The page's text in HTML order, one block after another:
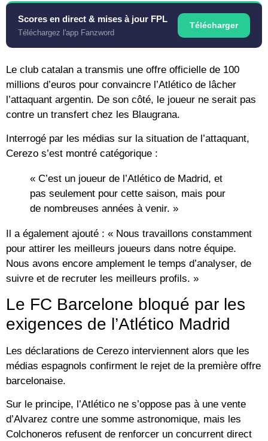
Scores en direct & mises à jour FPL
Téléchargez l'app Fanzword
Télécharger
Le club catalan a transmis une offre officielle de 100
millions d’euros pour convaincre l’Atlético de lâcher
l’attaquant argentin. De son côté, le joueur ne serait pas
contre un transfert chez les Blaugrana.
Interrogé par les médias sur la situation de l’attaquant,
Cerezo s’est montré catégorique :
« C’est un joueur de l’Atlético de Madrid, et
pas seulement pour cette saison, mais pour
de nombreuses années à venir. »
Il a également ajouté : « Nous travaillons constamment
pour attirer les meilleurs joueurs dans notre équipe.
Nous avons encore amplement le temps d’analyser, de
suivre et de recruter les meilleurs profils. »
Le FC Barcelone bloqué par les
exigences de l’Atlético Madrid
Les déclarations de Cerezo interviennent alors que les
médias espagnols confirment le rejet de la première offre
barcelonaise.
Sur le principe, l’Atlético ne s’oppose pas à une vente
d’Alvarez contre une somme astronomique, mais les
Colchoneros refusent de renforcer un concurrent direct